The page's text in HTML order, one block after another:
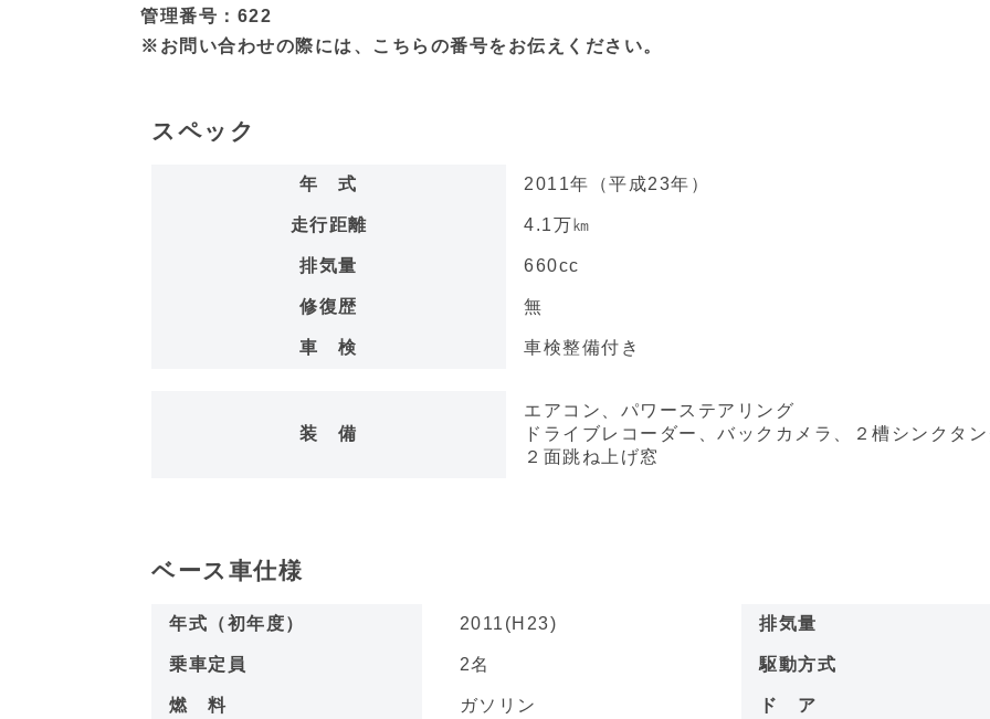
管理番号：622
※お問い合わせの際には、こちらの番号をお伝えください。
スペック
年 式 2011年（平成23年）
走行距離 4.1万㎞
排気量 660cc
修復歴 無
車 検 車検整備付き
装 備
エアコン、パワーステアリング
ドライブレコーダー、バックカメラ、２槽シンクタン
２面跳ね上げ窓
ベース車仕様
年式（初年度） 2011(H23) 排気量
乗車定員 2名 駆動方式
燃 料 ガソリン ド ア